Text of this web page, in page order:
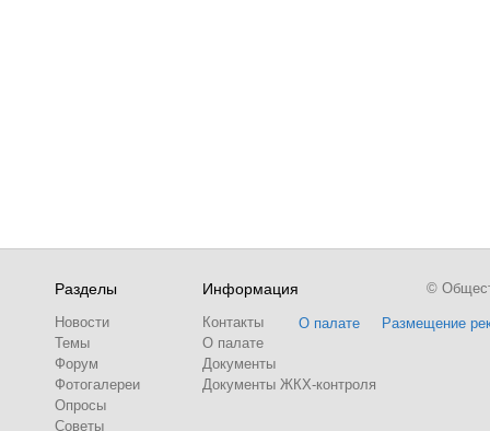
Разделы
Новости
Темы
Форум
Фотогалереи
Опросы
Советы
Информация
Контакты
О палате
Документы
Документы ЖКХ-контроля
О палате Размещение
©